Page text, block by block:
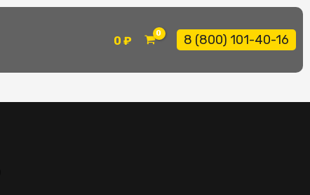
0 ₽ 8 (800) 101-40-16